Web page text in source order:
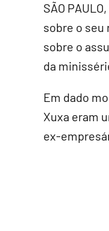
SÃO
sobre o seu
sobre o
da
Em dado
Xuxa eram
ex-